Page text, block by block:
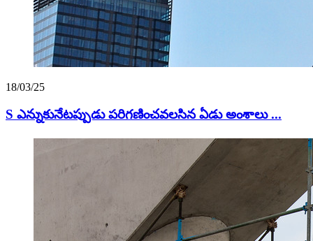
18/03/25
S ఎన్నుకునేటప్పుడు పరిగణించవలసిన ఏడు అంశాలు ...